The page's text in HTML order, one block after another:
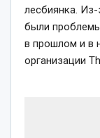
лесбиянка. Из-
были
в прошлом и в
организации